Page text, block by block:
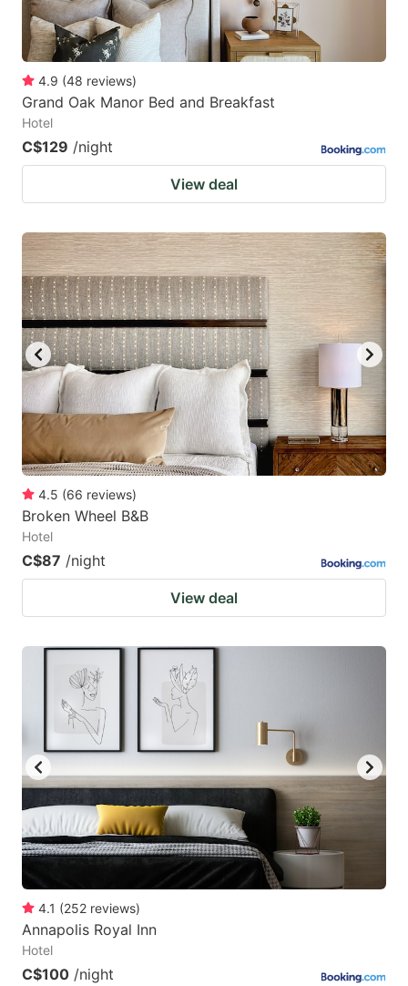
4.9 (48 reviews)
Grand Oak Manor Bed and Breakfast
Hotel
C$129 /night
View deal
4.5 (66 reviews)
Broken Wheel B&B
Hotel
C$87 /night
View deal
4.1 (252 reviews)
Annapolis Royal Inn
Hotel
C$100 /night